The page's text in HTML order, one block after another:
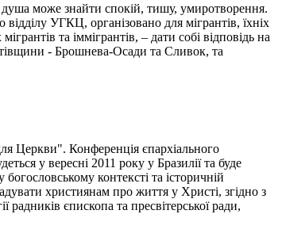
душа може знайти спокій, тишу, умиротворення.
УГКЦ, організовано для мігрантів, їхніх
та іммігрантів, – дати собі відповідь на
- Брошнева-Осади та Сливок, та
Церкви". Конференція єпархіального
у вересні 2011 року у Бразилії та буде
контексті та історичній
християнам про життя у Христі, згідно з
єпископа та пресвітерської ради,